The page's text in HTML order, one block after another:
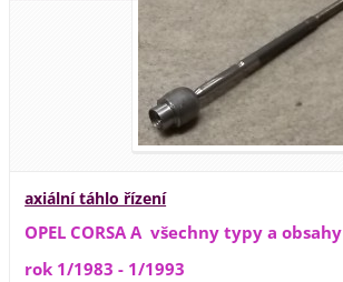
axiální táhlo řízení
OPEL CORSA A všechny typy a obsahy
rok 1/1983 - 1/1993